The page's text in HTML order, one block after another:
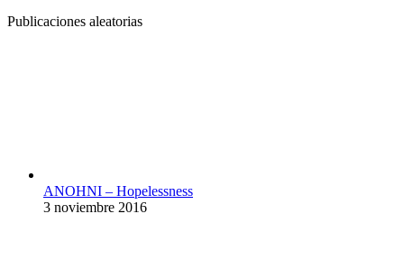
Publicaciones aleatorias
ANOHNI – Hopelessness
3 noviembre 2016